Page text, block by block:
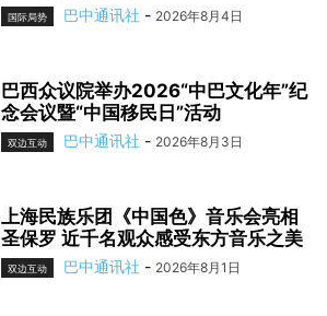
国际局势 巴中通讯社 - 2026年8月4日
巴西众议院举办2026“中巴文化年”纪
念会议暨“中国移民日”活动
双边互动 巴中通讯社 - 2026年8月3日
上海民族乐团《中国色》音乐会亮相
圣保罗 近千名观众感受东方音乐之美
双边互动 巴中通讯社 - 2026年8月1日